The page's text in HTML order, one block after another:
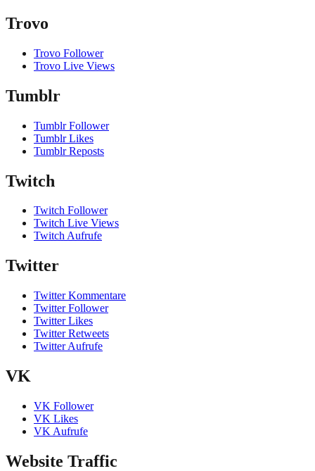
Trovo
Trovo Follower
Trovo Live Views
Tumblr
Tumblr Follower
Tumblr Likes
Tumblr Reposts
Twitch
Twitch Follower
Twitch Live Views
Twitch Aufrufe
Twitter
Twitter Kommentare
Twitter Follower
Twitter Likes
Twitter Retweets
Twitter Aufrufe
VK
VK Follower
VK Likes
VK Aufrufe
Website Traffic